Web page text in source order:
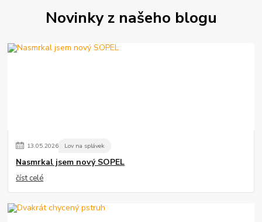
Novinky z našeho blogu
13.05.2026 Lov na splávek
Nasmrkal jsem nový SOPEL
číst celé